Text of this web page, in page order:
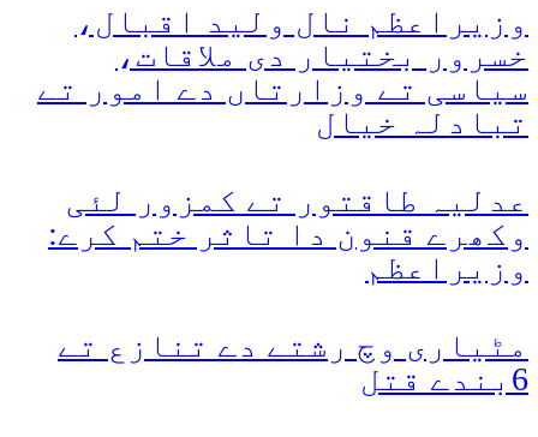
وزیراعظم نال ولید اقبال،
خسرور بختیار دی ملاقات،
سیاسی تے وزارتاں دے امور تے
تبادلہ خیال
عدلیہ طاقتور تے کمزور لئی
وکھرے قنون دا تاثر ختم کرے:
وزیراعظم
مٹیاری وچ رشتے دے تنازع تے
6بندے قتل